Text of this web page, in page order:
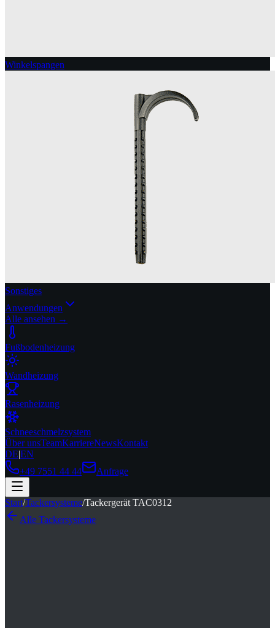
Winkelspangen
Sonstiges
Anwendungen
Alle ansehen →
Fußbodenheizung
Wandheizung
Rasenheizung
Schneeschmelzsystem
Über unsTeamKarriereNewsKontakt
DE|EN
+49 7551 44 44
Anfrage
Start/Tackersysteme/Tackergerät TAC0312
Alle Tackersysteme